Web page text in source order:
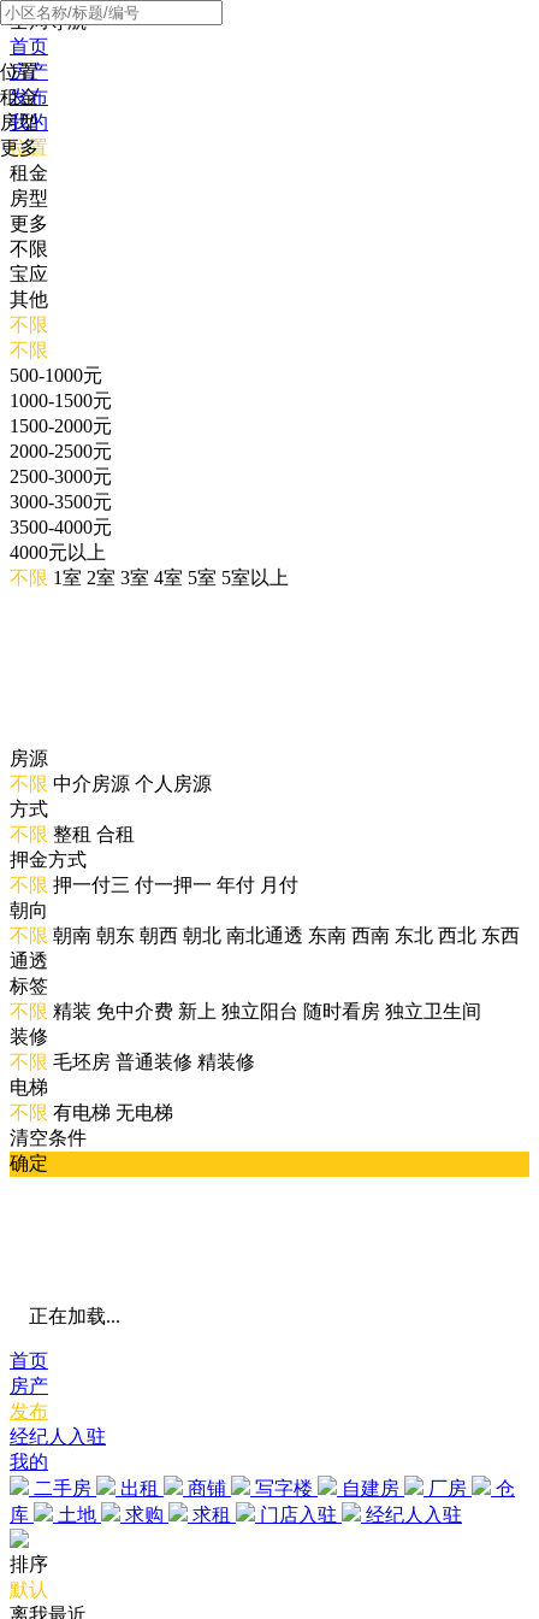
全局导航
首页
房产
发布
我的
位置
租金
房型
更多
位置
租金
房型
更多
不限
宝应
其他
不限
不限
500-1000元
1000-1500元
1500-2000元
2000-2500元
2500-3000元
3000-3500元
3500-4000元
4000元以上
不限 1室 2室 3室 4室 5室 5室以上
房源
不限 中介房源 个人房源
方式
不限 整租 合租
押金方式
不限 押一付三 付一押一 年付 月付
朝向
不限 朝南 朝东 朝西 朝北 南北通透 东南 西南 东北 西北 东西
通透
标签
不限 精装 免中介费 新上 独立阳台 随时看房 独立卫生间
装修
不限 毛坯房 普通装修 精装修
电梯
不限 有电梯 无电梯
清空条件
确定
正在加载...
首页
房产
发布
经纪人入驻
我的
二手房
出租 商铺 写字楼 自建房 厂房
仓
库
土地 求购 求租 门店入驻 经纪人入驻
排序
默认
离我最近